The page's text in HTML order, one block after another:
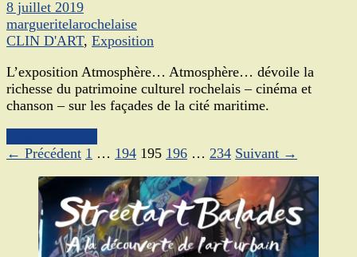
8 juillet 2019
margueritelarochelaise
CLIN D'ART, Exposition
L’exposition Atmosphère… Atmosphère… dévoile la
richesse du patrimoine culturel rochelais – cinéma et
chanson – sur les façades de la cité maritime.
← Précédent 1 … 194 195 196 … 234 Suivant →